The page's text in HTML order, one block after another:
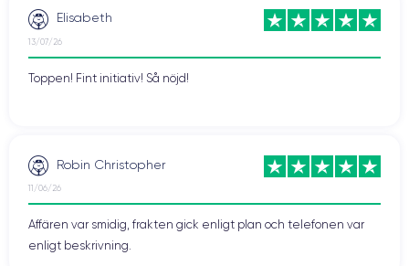
Elisabeth
13/07/26
Toppen! Fint initiativ! Så nöjd!
Robin Christopher
11/06/26
Affären var smidig, frakten gick enligt plan och telefonen var
enligt beskrivning.